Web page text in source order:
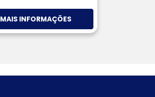
MAIS INFORMAÇÕES